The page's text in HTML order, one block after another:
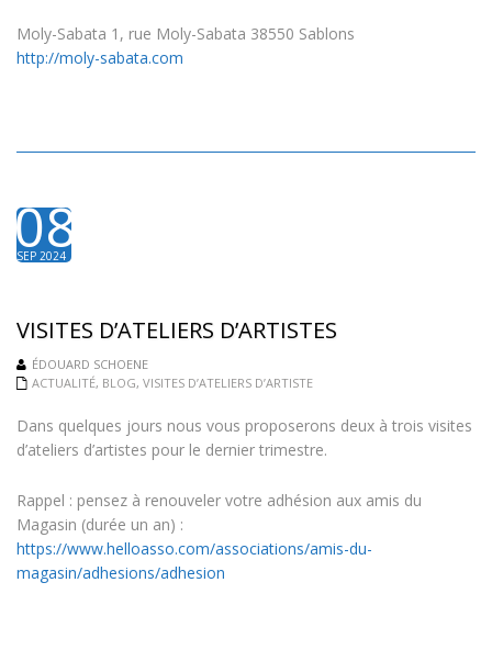
Moly-Sabata 1, rue Moly-Sabata 38550 Sablons
http://moly-sabata.com
08
SEP 2024
VISITES D’ATELIERS D’ARTISTES
ÉDOUARD SCHOENE
ACTUALITÉ, BLOG, VISITES D’ATELIERS D’ARTISTE
Dans quelques jours nous vous proposerons deux à trois visites
d’ateliers d’artistes pour le dernier trimestre.
Rappel : pensez à renouveler votre adhésion aux amis du
Magasin (durée un an) :
https://www.helloasso.com/associations/amis-du-
magasin/adhesions/adhesion